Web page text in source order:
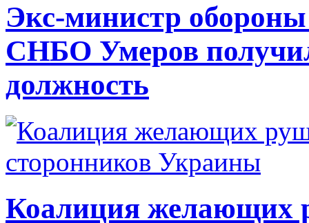
Экс-министр
СНБО Умеров
должность
Коалиция желающих